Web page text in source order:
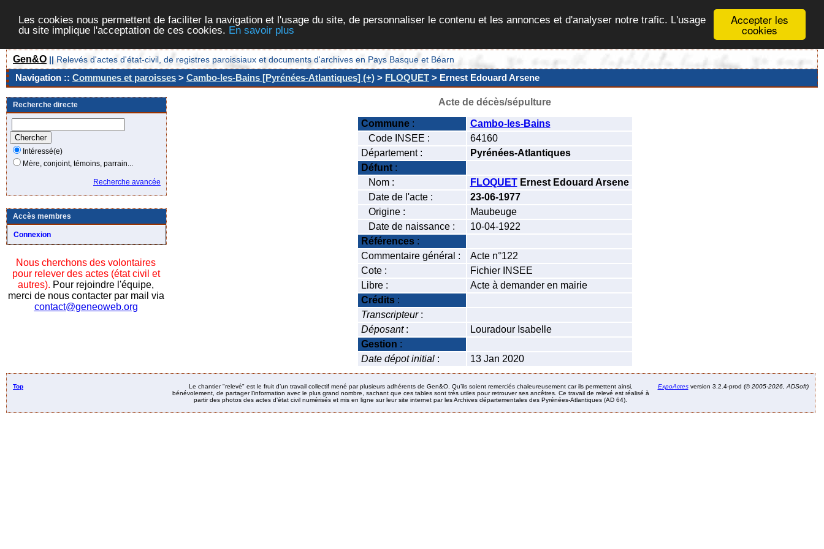
Accepter les
cookies
Les cookies nous permettent de faciliter la navigation et l'usage du site, de personnaliser le contenu et les annonces et d'analyser notre trafic. L'usage
du site implique l'acceptation de ces cookies. En savoir plus
Gen&O || Relevés d'actes d'état-civil, de registres paroissiaux et documents d'archives en Pays Basque et Béarn
Navigation :: Communes et paroisses > Cambo-les-Bains [Pyrénées-Atlantiques] (+) > FLOQUET > Ernest Edouard Arsene
Recherche directe
Intéressé(e)
Mère, conjoint, témoins, parrain...
Recherche avancée
Accès membres
Connexion
Nous cherchons des volontaires
pour relever des actes (état civil et
autres). Pour rejoindre l'équipe,
merci de nous contacter par mail via
contact@geneoweb.org
Acte de décès/sépulture
Commune:
Cambo-les-Bains
Code INSEE :
64160
Département :
Pyrénées-Atlantiques
Défunt:
Nom :
FLOQUET Ernest Edouard Arsene
Date de l'acte :
23-06-1977
Origine :
Maubeuge
Date de naissance :
10-04-1922
Références:
Commentaire général :
Acte n°122
Cote :
Fichier INSEE
Libre :
Acte à demander en mairie
Crédits:
Transcripteur:
Déposant:
Louradour Isabelle
Gestion :
Date dépot initial: 13 Jan 2020
Top
Le chantier "relevé" est le fruit d’un travail collectif mené par plusieurs adhérents de Gen&O. Qu’ils soient remerciés chaleureusement car ils permettent ainsi,
bénévolement, de partager l’information avec le plus grand nombre, sachant que ces tables sont très utiles pour retrouver ses ancêtres. Ce travail de relevé est réalisé à
partir des photos des actes d’état civil numérisés et mis en ligne sur leur site internet par les Archives départementales des Pyrénées-Atlantiques (AD 64).
ExpoActesversion 3.2.4-prod (©2005-2026, ADSoft)